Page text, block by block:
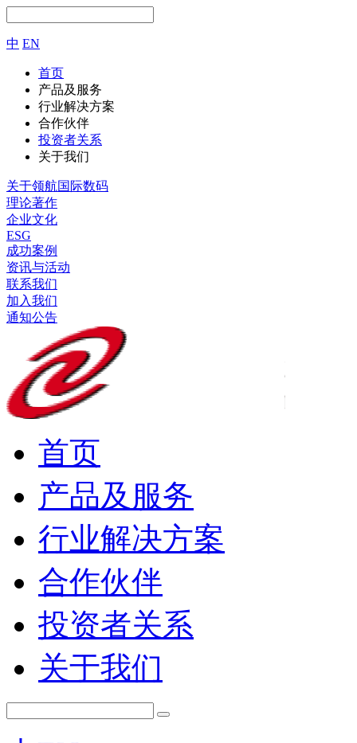
中 EN
首页
产品及服务
行业解决方案
合作伙伴
投资者关系
关于我们
关于领航国际数码
理论著作
企业文化
ESG
成功案例
资讯与活动
联系我们
加入我们
通知公告
首页
产品及服务
行业解决方案
合作伙伴
投资者关系
关于我们